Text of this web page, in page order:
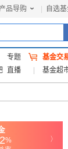
产品导购 自选
专题
直播
基金交
基金超